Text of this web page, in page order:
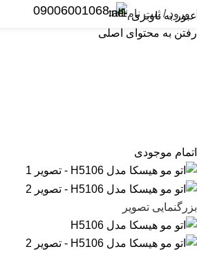
عبور به ناوبری
رفتن به محتوای اصلی
ورود / ثبت نام 09006001068
و کلیپر ریش تراش
اتمام موجودی
بزرگنمایی تصویر